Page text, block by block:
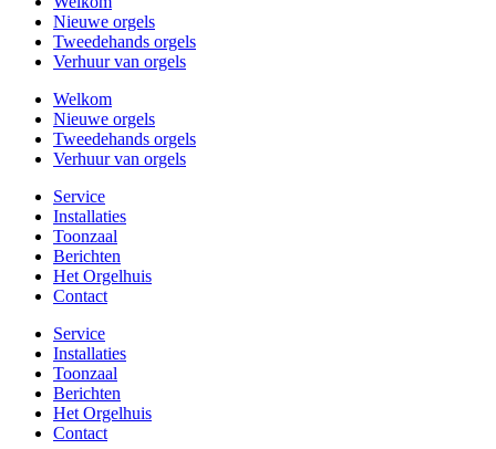
Nieuwe orgels
Tweedehands orgels
Verhuur van orgels
Welkom
Nieuwe orgels
Tweedehands orgels
Verhuur van orgels
Service
Installaties
Toonzaal
Berichten
Het Orgelhuis
Contact
Service
Installaties
Toonzaal
Berichten
Het Orgelhuis
Contact